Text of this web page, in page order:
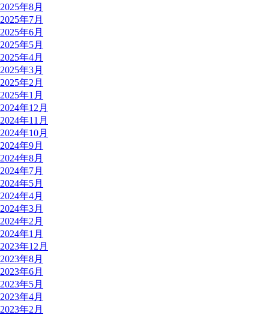
2025年8月
2025年7月
2025年6月
2025年5月
2025年4月
2025年3月
2025年2月
2025年1月
2024年12月
2024年11月
2024年10月
2024年9月
2024年8月
2024年7月
2024年5月
2024年4月
2024年3月
2024年2月
2024年1月
2023年12月
2023年8月
2023年6月
2023年5月
2023年4月
2023年2月